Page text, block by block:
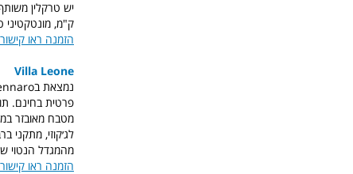
ק"מ, מונטקטיני טרמה נמצאת במרחק
הזמנה ראו
Villa Leone
מטבח מאובזר
מהמגדל הנטוי
הזמנה ראו